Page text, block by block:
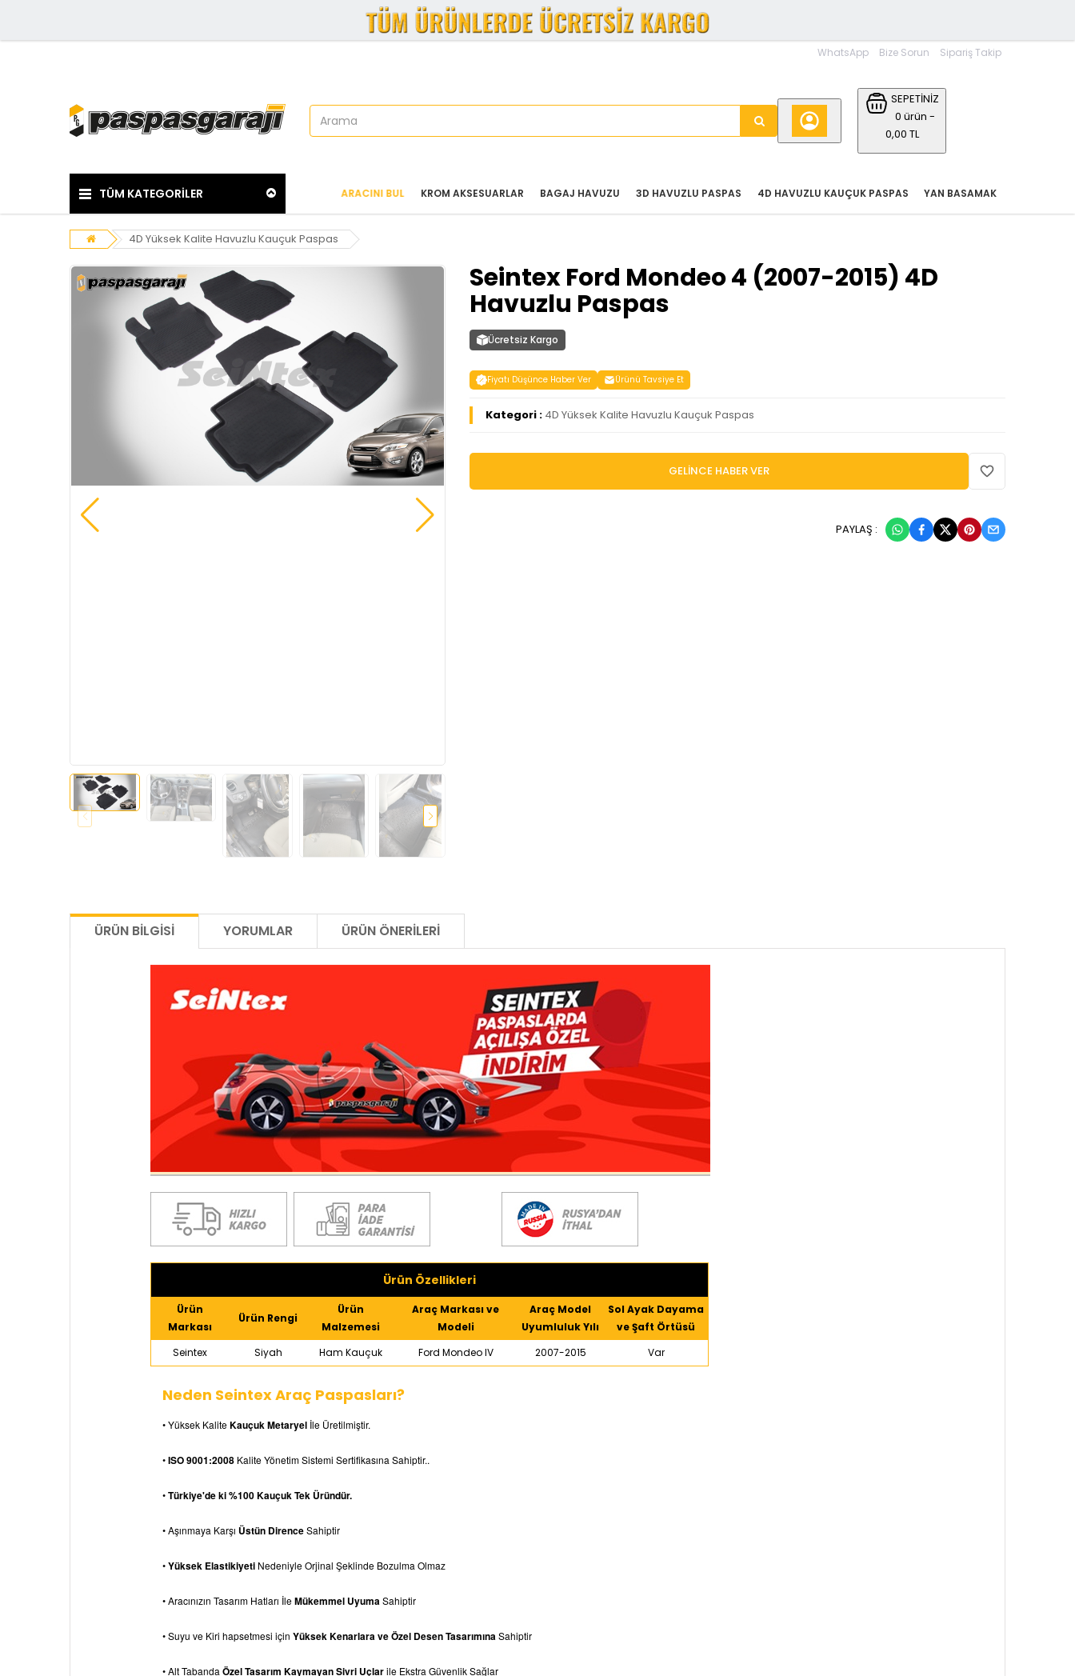
WhatsApp Bize Sorun Sipariş Takip
SEPETİNİZ
0 ürün -
0,00 TL
TÜM KATEGORİLER YAN BASAMAK
4D HAVUZLU KAUÇUK PASPAS
3D HAVUZLU PASPAS
BAGAJ HAVUZU
KROM AKSESUARLAR
ARACINI BUL
4D Yüksek Kalite Havuzlu Kauçuk Paspas
Seintex Ford Mondeo 4 (2007-2015) 4D
Havuzlu Paspas
Ücretsiz Kargo
Fiyatı Düşünce Haber Ver Ürünü Tavsiye Et
Kategori : 4D Yüksek Kalite Havuzlu Kauçuk Paspas
GELİNCE HABER VER
PAYLAŞ :
ÜRÜN BILGISI YORUMLAR ÜRÜN ÖNERILERI
Ürün Özellikleri
Ürün
Markası
Ürün Rengi
Ürün
Malzemesi
Araç Markası ve
Modeli
Araç Model
Uyumluluk Yılı
Sol Ayak Dayama
ve Şaft Örtüsü
Seintex
Siyah Ham Kauçuk Ford Mondeo IV 2007-2015 Var
Neden Seintex Araç Paspasları?
• Yüksek KaliteKauçuk Metaryel İle Üretilmiştir.
•ISO 9001:2008 Kalite Yönetim Sistemi Sertifikasına Sahiptir..
•Türkiye'de ki %100 Kauçuk Tek Üründür.
• Aşınmaya Karşı Üstün DirenceSahiptir
•Yüksek Elastikiyeti Nedeniyle Orjinal Şeklinde Bozulma Olmaz
• Aracınızın Tasarım Hatları İleMükemmel UyumaSahiptir
• Suyu ve Kiri hapsetmesi için Yüksek Kenarlara ve Özel Desen TasarımınaSahiptir
• Alt Tabanda Özel Tasarım Kaymayan Sivri Uçlarile Ekstra Güvenlik Sağlar